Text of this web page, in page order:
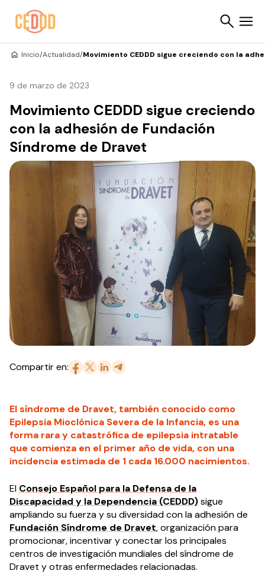
Inicio/Actualidad/Movimiento CEDDD sigue creciendo con la
9 de marzo de 2023
Movimiento CEDDD sigue creciendo
con la adhesión de Fundación
Síndrome de Dravet
Compartir en:
El síndrome de Dravet, también conocido como
Epilepsia Mioclónica Severa de la Infancia, es una
forma rara y catastrófica de epilepsia intratable
que comienza en el primer año de vida, con una
incidencia estimada de 1 cada 16.000 nacimientos.
El Consejo Español para la Defensa de la
Discapacidad y la Dependencia (CEDDD)sigue
ampliando su fuerza y su diversidad con la adhesión de
Fundación Síndrome de Dravet, organización para
promocionar, incentivar y conectar los principales
centros de investigación mundiales del síndrome de
Dravet y otras enfermedades relacionadas.